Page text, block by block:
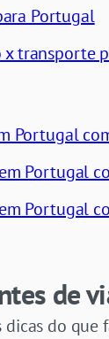
Portugal
transporte
Portugal
Portugal
Portugal
de
do